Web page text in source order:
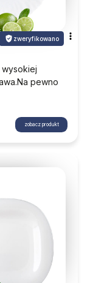
zweryfikowano
pewno
zobacz produkt